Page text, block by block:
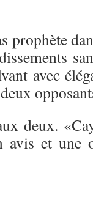
prophète
avec
deux.
avis et une